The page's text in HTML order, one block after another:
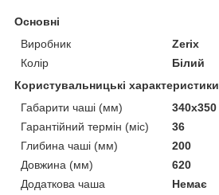
Основні
Виробник
Zerix
Колір
Білий
Користувальницькі характеристики
Габарити чаші (мм)
340x350
Гарантійний термін (міс)
36
Глибина чаші (мм)
200
Довжина (мм)
620
Додаткова чаша
Немає